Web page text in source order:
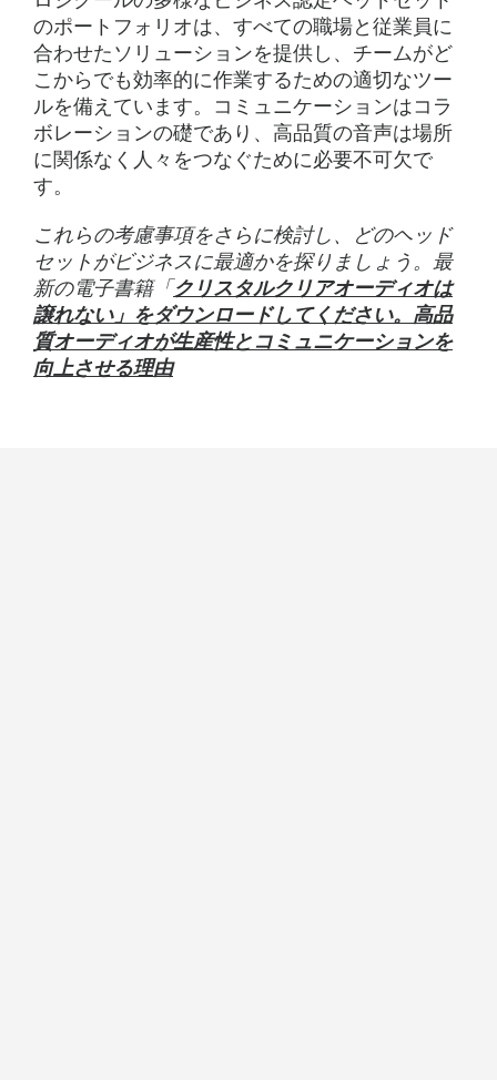
のポートフォリオは、すべての職場と従業員に
合わせたソリューションを提供し、チームがど
こからでも効率的に作業するための適切なツー
ルを備えています。コミュニケーションはコラ
ボレーションの礎であり、高品質の音声は場所
に関係なく人々をつなぐために必要不可欠で
す。
これらの考慮事項をさらに検討し、どのヘッド
セットがビジネスに最適かを探りましょう。最
新の電子書籍「 クリスタルクリアオーディオは
譲れない」をダウンロードしてください。高品
質オーディオが生産性とコミュニケーションを
向上させる理由